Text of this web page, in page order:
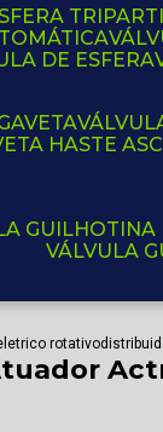
DE ESFERA
HASTE
VÁLVULA
rotativo